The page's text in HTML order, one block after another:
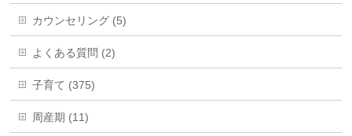
カウンセリング (5)
よくある質問 (2)
子育て (375)
周産期 (11)